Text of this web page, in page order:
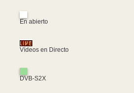
En abierto
Vídeos en Directo
DVB-S2X